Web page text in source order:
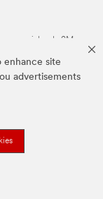
enhance site
advertisements
comerciales de 3M.